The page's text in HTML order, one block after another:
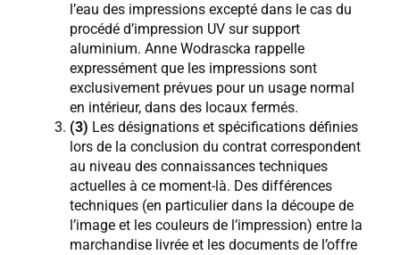
l’eau des impressions excepté dans le cas du
procédé d’impression UV sur support
aluminium. Anne Wodrascka rappelle
expressément que les impressions sont
exclusivement prévues pour un usage normal
en intérieur, dans des locaux fermés.
(3) Les désignations et spécifications définies
lors de la conclusion du contrat correspondent
au niveau des connaissances techniques
actuelles à ce moment-là. Des différences
techniques (en particulier dans la découpe de
l’image et les couleurs de l’impression) entre la
marchandise livrée et les documents de l’offre